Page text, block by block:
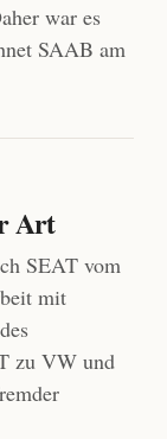
war es
SAAB am
Art
SEAT vom
mit
zu VW und